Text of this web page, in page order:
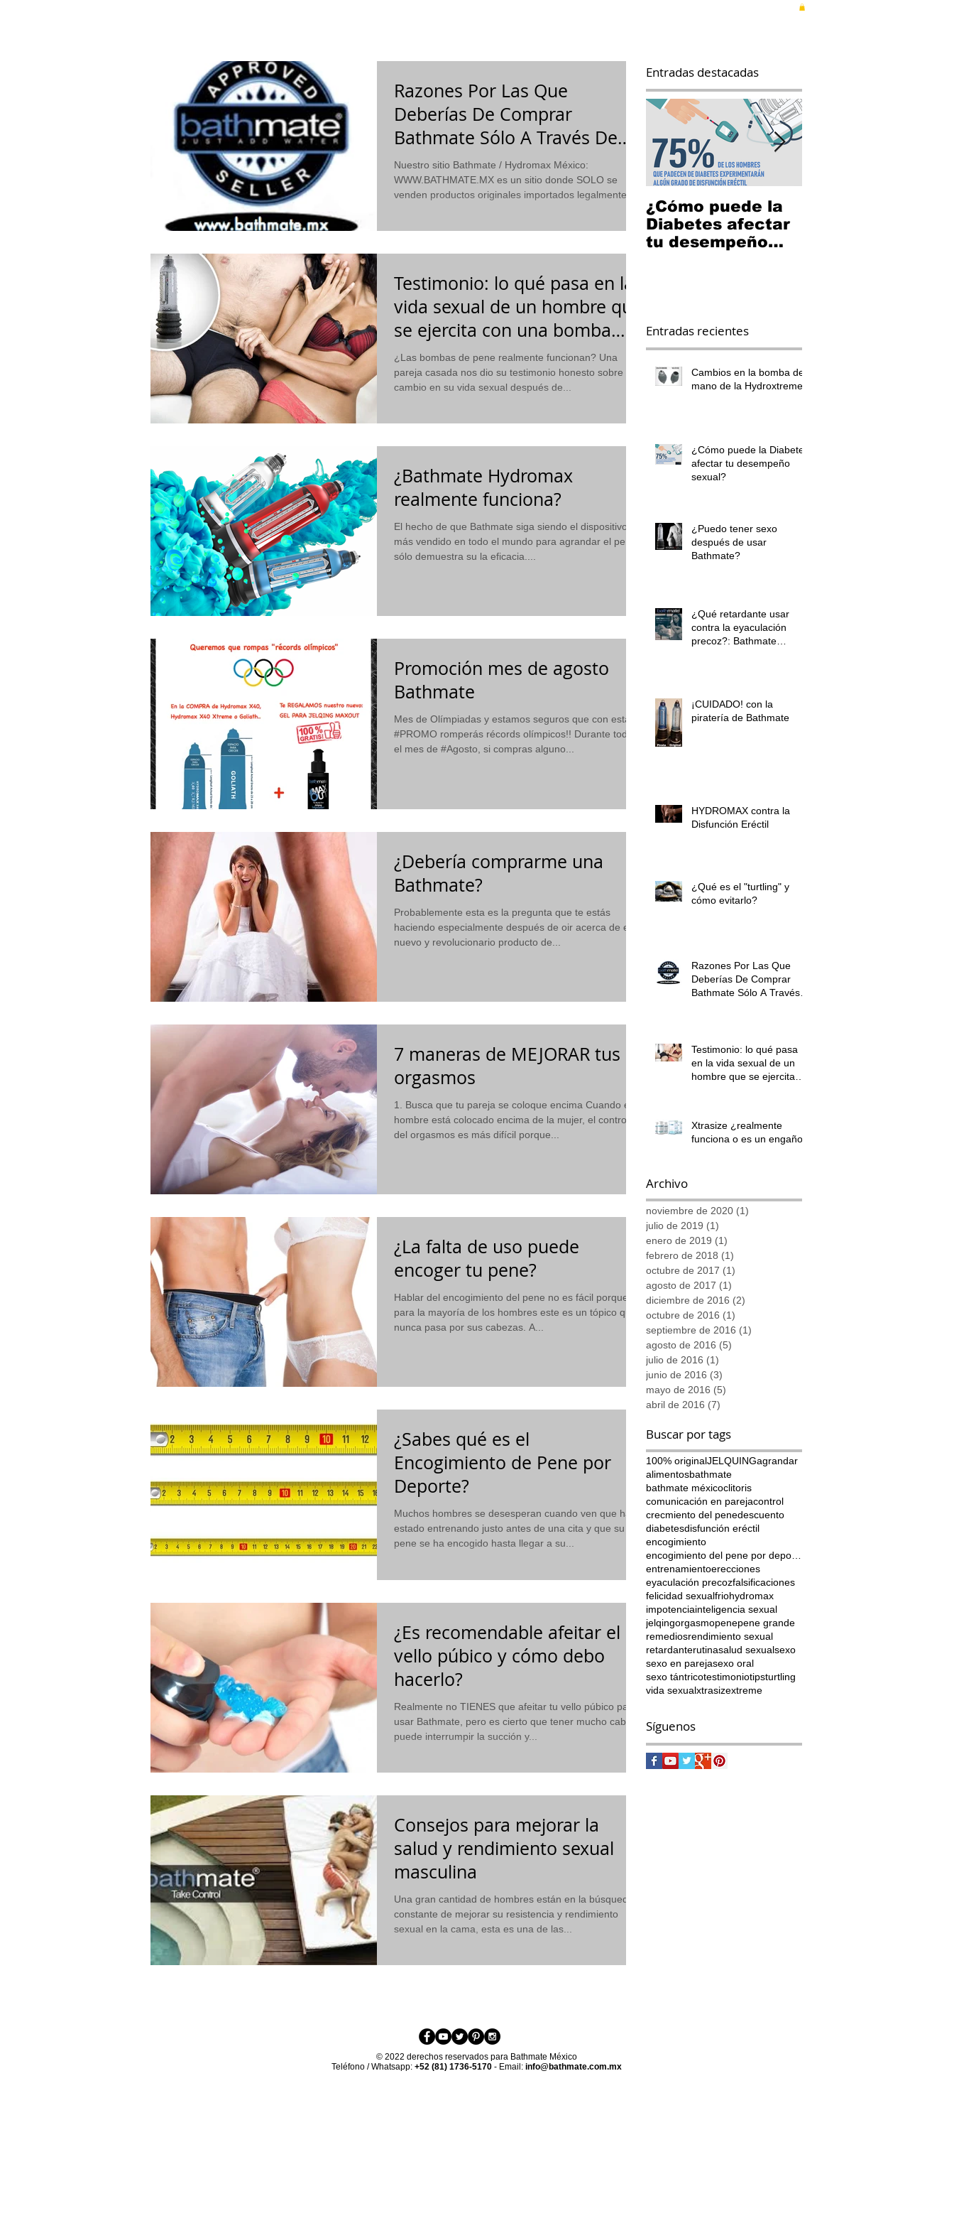
Razones Por Las Que
Deberías De Comprar
Bathmate Sólo A Través De
Nosotros
Nuestro sitio Bathmate / Hydromax México:
WWW.BATHMATE.MX es un sitio donde SOLO se
venden productos originales importados legalmente...
Testimonio: lo qué pasa en la
vida sexual de un hombre que
se ejercita con una bomba
para el pene
¿Las bombas de pene realmente funcionan? Una
pareja casada nos dio su testimonio honesto sobre el
cambio en su vida sexual después de...
¿Bathmate Hydromax
realmente funciona?
El hecho de que Bathmate siga siendo el dispositivo
más vendido en todo el mundo para agrandar el pene,
sólo demuestra su la eficacia....
Promoción mes de agosto
Bathmate
Mes de Olímpiadas y estamos seguros que con esta
#PROMO romperás récords olímpicos!! Durante todo
el mes de #Agosto, si compras alguno...
¿Debería comprarme una
Bathmate?
Probablemente esta es la pregunta que te estás
haciendo especialmente después de oir acerca de este
nuevo y revolucionario producto de...
7 maneras de MEJORAR tus
orgasmos
1. Busca que tu pareja se coloque encima Cuando el
hombre está colocado encima de la mujer, el control
del orgasmos es más difícil porque...
¿La falta de uso puede
encoger tu pene?
Hablar del encogimiento del pene no es fácil porque,
para la mayoría de los hombres este es un tópico que
nunca pasa por sus cabezas. A...
¿Sabes qué es el
Encogimiento de Pene por
Deporte?
Muchos hombres se desesperan cuando ven que han
estado entrenando justo antes de una cita y que su
pene se ha encogido hasta llegar a su...
¿Es recomendable afeitar el
vello púbico y cómo debo
hacerlo?
Realmente no TIENES que afeitar tu vello púbico para
usar Bathmate, pero es cierto que tener mucho cabello
puede interrumpir la succión y...
Consejos para mejorar la
salud y rendimiento sexual
masculina
Una gran cantidad de hombres están en la búsqueda
constante de mejorar su resistencia y rendimiento
sexual en la cama, esta es una de las...
Entradas destacadas
¿Cómo puede la
Diabetes afectar
tu desempeño
Entradas recientes
Cambios en la bomba de
mano de la Hydroxtreme
¿Cómo puede la Diabetes
afectar tu desempeño
sexual?
¿Puedo tener sexo
después de usar
Bathmate?
¿Qué retardante usar
contra la eyaculación
precoz?: Bathmate
¡CUIDADO! con la
piratería de Bathmate
HYDROMAX contra la
Disfunción Eréctil
¿Qué es el "turtling" y
cómo evitarlo?
Razones Por Las Que
Deberías De Comprar
Bathmate Sólo A Través
Testimonio: lo qué pasa
en la vida sexual de un
hombre que se ejercita
Xtrasize ¿realmente
funciona o es un engaño?
Archivo
noviembre de 2020 (1)
julio de 2019 (1)
enero de 2019 (1)
febrero de 2018 (1)
octubre de 2017 (1)
agosto de 2017 (1)
diciembre de 2016 (2)
octubre de 2016 (1)
septiembre de 2016 (1)
agosto de 2016 (5)
julio de 2016 (1)
junio de 2016 (3)
mayo de 2016 (5)
abril de 2016 (7)
Buscar por tags
100% originalJELQUINGagrandar
alimentosbathmate
bathmate méxicoclitoris
comunicación en parejacontrol
crecmiento del penedescuento
diabetesdisfunción eréctil
encogimiento
encogimiento del pene por deporte
entrenamientoerecciones
eyaculación precozfalsificaciones
felicidad sexualfriohydromax
impotenciainteligencia sexual
jelqingorgasmopenepene grande
remediosrendimiento sexual
retardanterutinasalud sexualsexo
sexo en parejasexo oral
sexo tántricotestimoniotipsturtling
vida sexualxtrasizextreme
Síguenos
© 2022 derechos reservados para Bathmate México
Teléfono / Whatsapp: +52 (81) 1736-5170- Email: info@bathmate.com.mx